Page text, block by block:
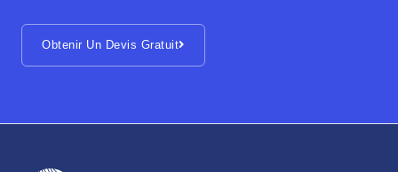
Obtenir Un Devis Gratuit